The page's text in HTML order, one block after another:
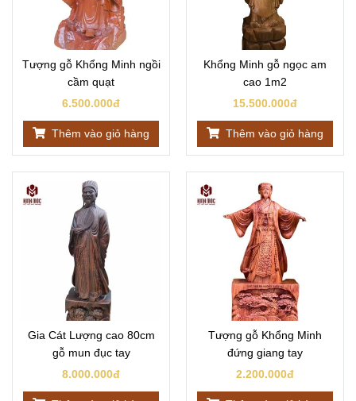
Tượng gỗ Khổng Minh ngồi
cầm quạt
6.500.000đ
Thêm vào giỏ hàng
Khổng Minh gỗ ngọc am
cao 1m2
15.500.000đ
Thêm vào giỏ hàng
Gia Cát Lượng cao 80cm
gỗ mun đục tay
8.000.000đ
Tượng gỗ Khổng Minh
đứng giang tay
2.200.000đ